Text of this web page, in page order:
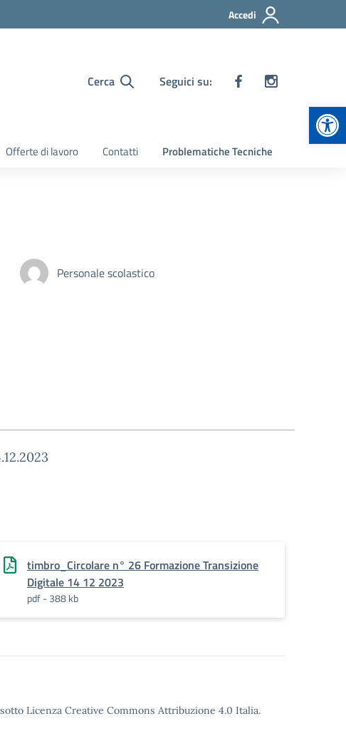
Accedi
Cerca Seguici su:
Offerte di lavoro Contatti Problematiche Tecniche
Personale scolastico
timbro_Circolare n° 26 Formazione Transizione
Digitale 14 12 2023
pdf - 388 kb
Licenza Creative Commons Attribuzione 4.0 Italia.